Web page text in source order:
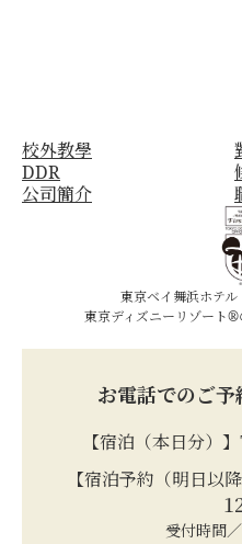
校外教學
DDR
公司簡介
東京ベイ舞浜ホテ
東京ディズニーリゾート®
お電話でのご
【宿泊（本日分）
【宿泊予約（明日以
受付時間